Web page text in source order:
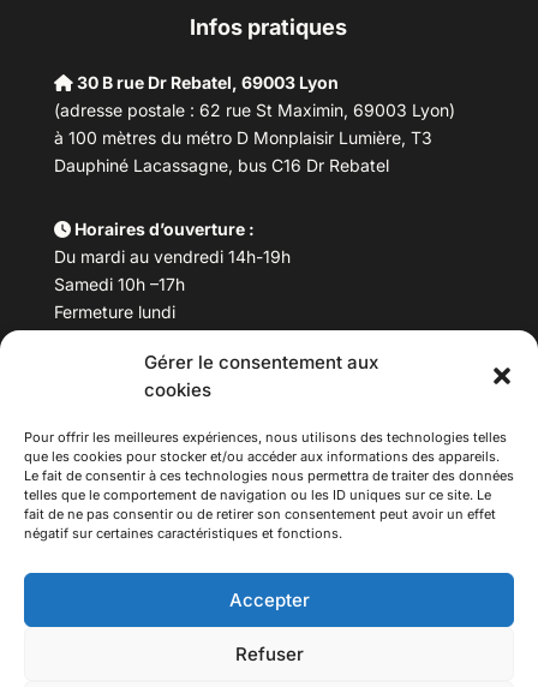
Gérer le consentement aux
cookies
Pour offrir les meilleures expériences, nous utilisons des technologies telles
que les cookies pour stocker et/ou accéder aux informations des appareils.
Le fait de consentir à ces technologies nous permettra de traiter des données
telles que le comportement de navigation ou les ID uniques sur ce site. Le
fait de ne pas consentir ou de retirer son consentement peut avoir un effet
négatif sur certaines caractéristiques et fonctions.
Accepter
Refuser
Infos pratiques
30 B rue Dr Rebatel, 69003 Lyon
(adresse postale : 62 rue St Maximin, 69003 Lyon)
à 100 mètres du métro D Monplaisir Lumière, T3
Dauphiné Lacassagne, bus C16 Dr Rebatel
Horaires d’ouverture :
Du mardi au vendredi 14h-19h
Samedi 10h –17h
Fermeture lundi
Téléphone : 04 78 53 06 40
maisondesculturesasiatiques@asiexpo.com